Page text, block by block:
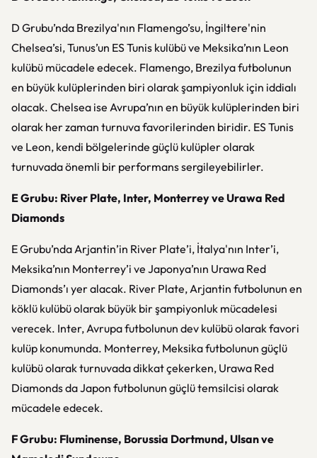
D Grubu’nda Brezilya'nın Flamengo’su, İngiltere'nin
Chelsea’si, Tunus’un ES Tunis kulübü ve Meksika’nın Leon
kulübü mücadele edecek. Flamengo, Brezilya futbolunun
en büyük kulüplerinden biri olarak şampiyonluk için iddialı
olacak. Chelsea ise Avrupa’nın en büyük kulüplerinden biri
olarak her zaman turnuva favorilerinden biridir. ES Tunis
ve Leon, kendi bölgelerinde güçlü kulüpler olarak
turnuvada önemli bir performans sergileyebilirler.
E Grubu: River Plate, Inter, Monterrey ve Urawa Red
Diamonds
E Grubu’nda Arjantin’in River Plate’i, İtalya'nın Inter’i,
Meksika’nın Monterrey’i ve Japonya’nın Urawa Red
Diamonds’ı yer alacak. River Plate, Arjantin futbolunun en
köklü kulübü olarak büyük bir şampiyonluk mücadelesi
verecek. Inter, Avrupa futbolunun dev kulübü olarak favori
kulüp konumunda. Monterrey, Meksika futbolunun güçlü
kulübü olarak turnuvada dikkat çekerken, Urawa Red
Diamonds da Japon futbolunun güçlü temsilcisi olarak
mücadele edecek.
F Grubu: Fluminense, Borussia Dortmund, Ulsan ve